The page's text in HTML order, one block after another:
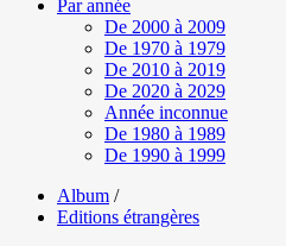
Par année
De 2000 à 2009
De 1970 à 1979
De 2010 à 2019
De 2020 à 2029
Année inconnue
De 1980 à 1989
De 1990 à 1999
Album /
Editions étrangères